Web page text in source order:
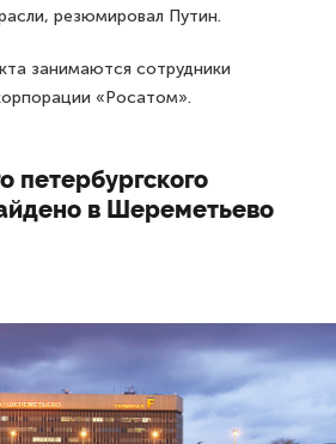
резюмировал Путин.
занимаются сотрудники
«Росатом».
петербургского
в Шереметьево